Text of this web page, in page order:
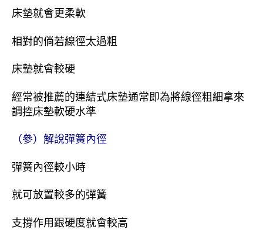
床墊就會更柔軟
相對的倘若線徑太過粗
床墊就會較硬
經常被推薦的連結式床墊通常即為將線徑粗細拿來
調控床墊軟硬水準
（參）解說彈簧內徑
彈簧內徑較小時
就可放置較多的彈簧
支撐作用跟硬度就會較高